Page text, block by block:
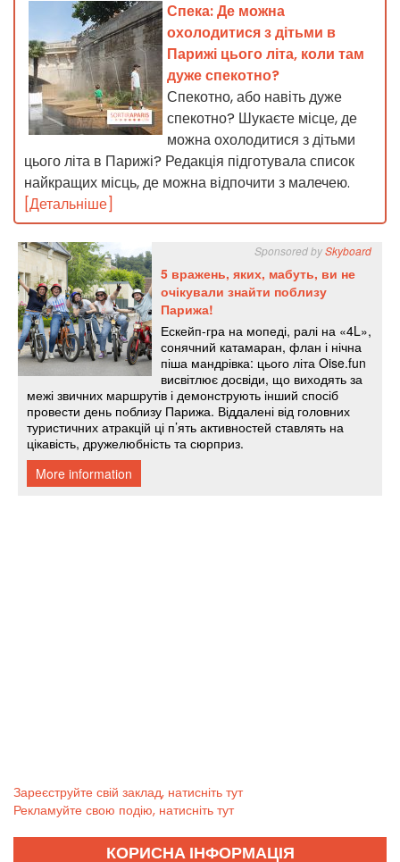
Спека: Де можна
охолодитися з дітьми в
Парижі цього літа, коли там
дуже спекотно?
Спекотно, або навіть дуже
спекотно? Шукаєте місце, де
можна охолодитися з дітьми
цього літа в Парижі? Редакція підготувала список
найкращих місць, де можна відпочити з малечею.
[Детальніше]
Зареєструйте свій заклад, натисніть тут
Рекламуйте свою подію, натисніть тут
КОРИСНА ІНФОРМАЦІЯ